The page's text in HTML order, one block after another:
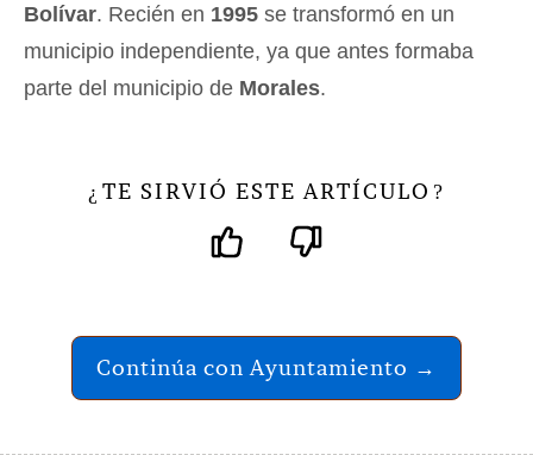
Bolívar. Recién en 1995 se transformó en un
municipio independiente, ya que antes formaba
parte del municipio de Morales.
¿ TE SIRVIÓ ESTE ARTÍCULO ?
Continúa con Ayuntamiento →